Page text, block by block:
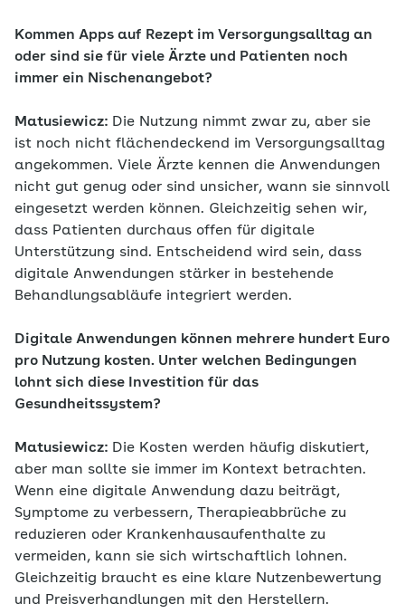
Kommen Apps auf Rezept im Versorgungsalltag an
oder sind sie für viele Ärzte und Patienten noch
immer ein Nischenangebot?
Matusiewicz: Die Nutzung nimmt zwar zu, aber sie
ist noch nicht flächendeckend im Versorgungsalltag
angekommen. Viele Ärzte kennen die Anwendungen
nicht gut genug oder sind unsicher, wann sie sinnvoll
eingesetzt werden können. Gleichzeitig sehen wir,
dass Patienten durchaus offen für digitale
Unterstützung sind. Entscheidend wird sein, dass
digitale Anwendungen stärker in bestehende
Behandlungsabläufe integriert werden.
Digitale Anwendungen können mehrere hundert Euro
pro Nutzung kosten. Unter welchen Bedingungen
lohnt sich diese Investition für das
Gesundheitssystem?
Matusiewicz: Die Kosten werden häufig diskutiert,
aber man sollte sie immer im Kontext betrachten.
Wenn eine digitale Anwendung dazu beiträgt,
Symptome zu verbessern, Therapieabbrüche zu
reduzieren oder Krankenhausaufenthalte zu
vermeiden, kann sie sich wirtschaftlich lohnen.
Gleichzeitig braucht es eine klare Nutzenbewertung
und Preisverhandlungen mit den Herstellern.